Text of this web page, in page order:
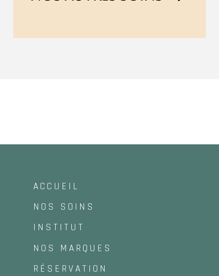
ACCUEIL
NOS SOINS
INSTITUT
NOS MARQUES
RÉSERVATION